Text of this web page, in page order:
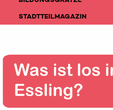
STADTTEILMAGAZIN